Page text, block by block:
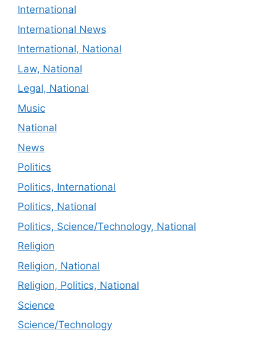
International
International News
International, National
Law, National
Legal, National
Music
National
News
Politics
Politics, International
Politics, National
Politics, Science/Technology, National
Religion
Religion, National
Religion, Politics, National
Science
Science/Technology